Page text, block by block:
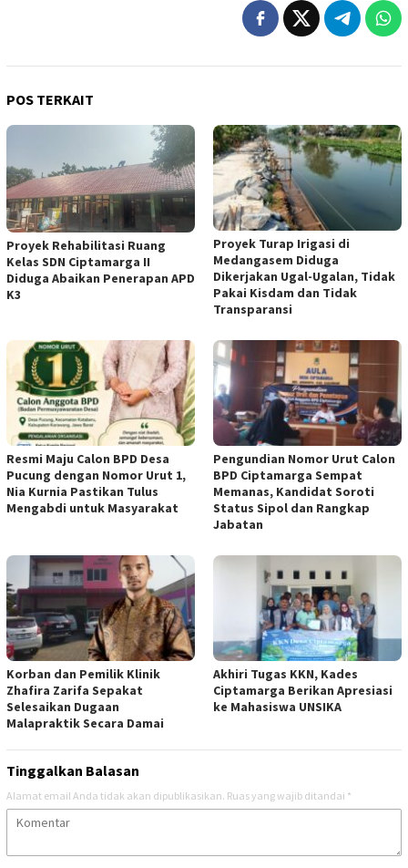
POS TERKAIT
Proyek Rehabilitasi Ruang
Kelas SDN Ciptamarga II
Diduga Abaikan Penerapan APD
K3
Proyek Turap Irigasi di
Medangasem Diduga
Dikerjakan Ugal-Ugalan, Tidak
Pakai Kisdam dan Tidak
Transparansi
Resmi Maju Calon BPD Desa
Pucung dengan Nomor Urut 1,
Nia Kurnia Pastikan Tulus
Mengabdi untuk Masyarakat
Pengundian Nomor Urut Calon
BPD Ciptamarga Sempat
Memanas, Kandidat Soroti
Status Sipol dan Rangkap
Jabatan
Korban dan Pemilik Klinik
Zhafira Zarifa Sepakat
Selesaikan Dugaan
Malapraktik Secara Damai
Akhiri Tugas KKN, Kades
Ciptamarga Berikan Apresiasi
ke Mahasiswa UNSIKA
Tinggalkan Balasan
Alamat email Anda tidak akan dipublikasikan. Ruas yang wajib ditandai *